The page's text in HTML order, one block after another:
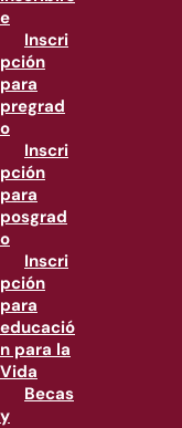
e
Inscri
pción
para
pregrad
o
Inscri
pción
para
posgrad
o
Inscri
pción
para
educació
n para la
Vida
Becas
y